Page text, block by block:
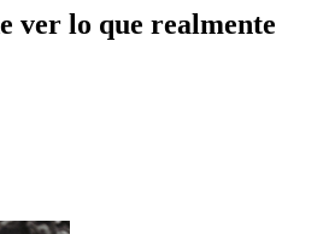
ver lo que realmente